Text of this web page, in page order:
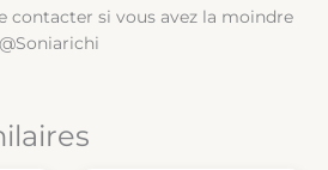
contacter si vous avez la moindre